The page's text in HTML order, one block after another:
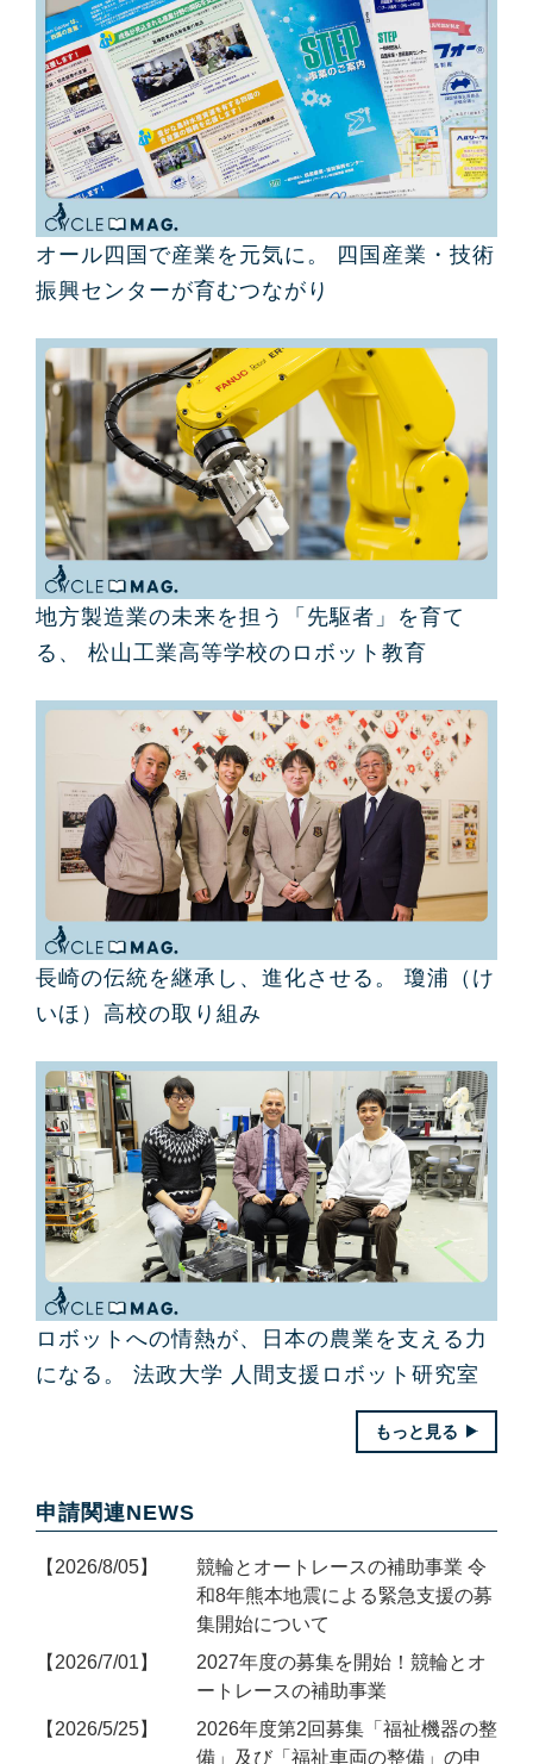
オール四国で産業を元気に。 四国産業・技術
振興センターが育むつながり
地方製造業の未来を担う「先駆者」を育て
る、 松山工業高等学校のロボット教育
長崎の伝統を継承し、進化させる。 瓊浦（け
いほ）高校の取り組み
ロボットへの情熱が、日本の農業を支える力
になる。 法政大学 人間支援ロボット研究室
もっと見る
申請関連NEWS
2026/8/05
競輪とオートレースの補助事業 令
和8年熊本地震による緊急支援の募
集開始について
2026/7/01
2027年度の募集を開始！競輪とオ
ートレースの補助事業
2026/5/25
2026年度第2回募集「福祉機器の整
備」及び「福祉車両の整備」の申